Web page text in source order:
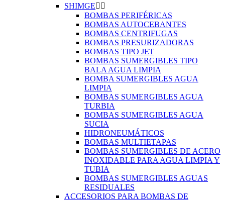
SHIMGE 
BOMBAS PERIFÉRICAS
BOMBAS AUTOCEBANTES
BOMBAS CENTRIFUGAS
BOMBAS PRESURIZADORAS
BOMBAS TIPO JET
BOMBAS SUMERGIBLES TIPO
BALA AGUA LIMPIA
BOMBA SUMERGIBLES AGUA
LIMPIA
BOMBAS SUMERGIBLES AGUA
TURBIA
BOMBAS SUMERGIBLES AGUA
SUCIA
HIDRONEUMÁTICOS
BOMBAS MULTIETAPAS
BOMBAS SUMERGIBLES DE ACERO
INOXIDABLE PARA AGUA LIMPIA Y
TUBIA
BOMBAS SUMERGIBLES AGUAS
RESIDUALES
ACCESORIOS PARA BOMBAS DE